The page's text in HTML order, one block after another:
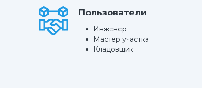
Пользователи
Инженер
Мастер участка
Кладовщик